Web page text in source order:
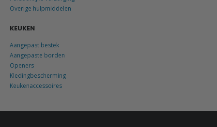
Overige hulpmiddelen
KEUKEN
Aangepast bestek
Aangepaste borden
Openers
Kledingbescherming
Keukenaccessoires